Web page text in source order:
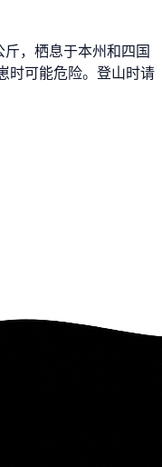
，栖息于本州和四国
时可能危险。登山时请